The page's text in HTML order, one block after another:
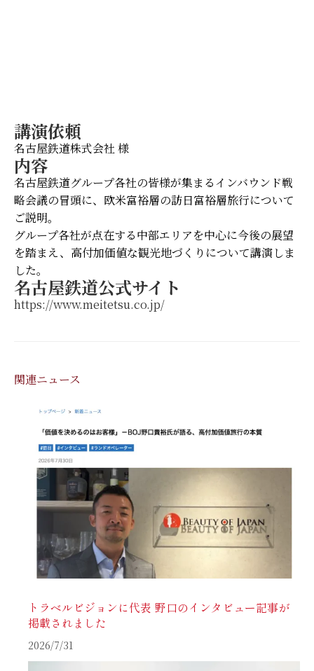
講演依頼
名古屋鉄道株式会社 様
内容
名古屋鉄道グループ各社の皆様が集まるインバウンド戦
略会議の冒頭に、欧米富裕層の訪日富裕層旅行について
ご説明。
グループ各社が点在する中部エリアを中心に今後の展望
を踏まえ、高付加価値な観光地づくりについて講演しま
した。
名古屋鉄道公式サイト
https://www.meitetsu.co.jp/
関連ニュース
トラベルビジョンに代表 野口のインタビュー記事が
掲載されました
2026/7/31